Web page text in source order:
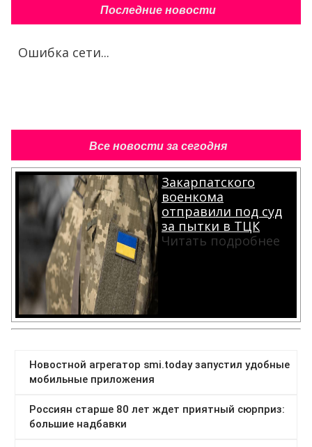
Последние новости
Ошибка сети...
Все новости за сегодня
Закарпатского
военкома
отправили под суд
за пытки в ТЦК
Читать подробнее